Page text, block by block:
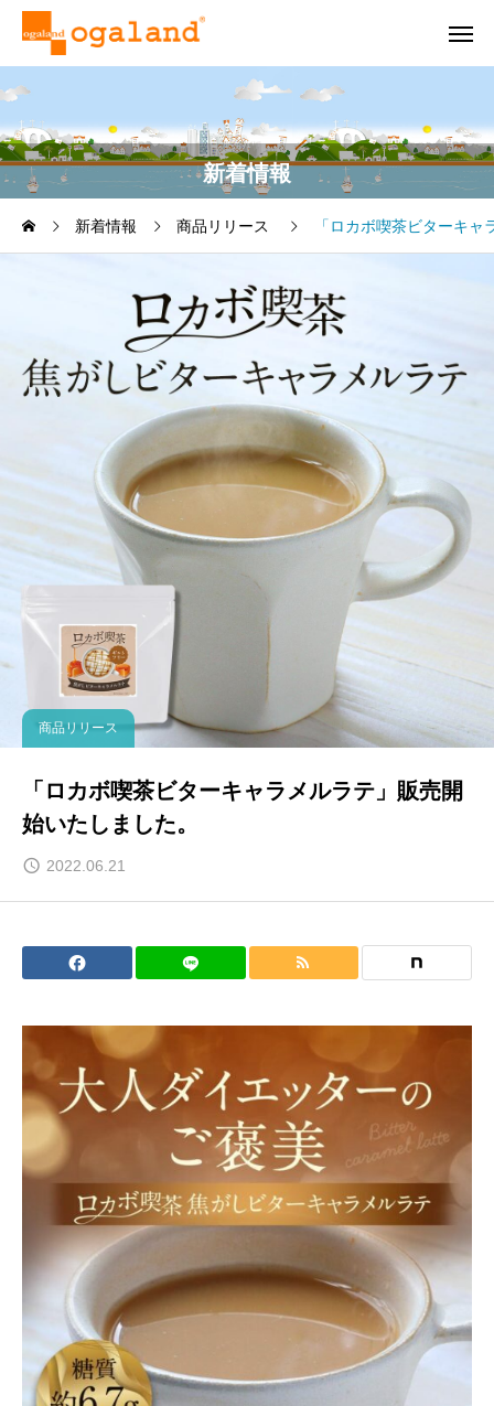
新着情報
新着情報 商品リリース 「ロカボ喫茶ビターキ
商品リリース
「ロカボ喫茶ビターキャラメルラテ」販売開
始いたしました。
2022.06.21